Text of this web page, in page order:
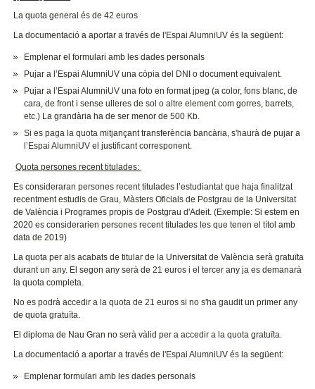
La quota general és de 42 euros
La documentació a aportar a través de l'Espai AlumniUV és la següent:
Emplenar el formulari amb les dades personals
Pujar a l’Espai AlumniUV una còpia del DNI o document equivalent.
Pujar a l’Espai AlumniUV una foto en format jpeg (a color, fons blanc, de
cara, de front i sense ulleres de sol o altre element com gorres, barrets,
etc.) La grandària ha de ser menor de 500 Kb.
Si es paga la quota mitjançant transferència bancària, s'haurà de pujar a
l’Espai AlumniUV el justificant corresponent.
Quota persones recent titulades:
Es consideraran persones recent titulades l’estudiantat que haja finalitzat
recentment estudis de Grau, Màsters Oficials de Postgrau de la Universitat
de València i Programes propis de Postgrau d'Adeit. (Exemple: Si estem en
2020 es considerarien persones recent titulades les que tenen el títol amb
data de 2019)
La quota per als acabats de titular de la Universitat de València serà gratuïta
durant un any. El segon any serà de 21 euros i el tercer any ja es demanarà
la quota completa.
No es podrà accedir a la quota de 21 euros si no s'ha gaudit un primer any
de quota gratuïta.
El diploma de Nau Gran no serà vàlid per a accedir a la quota gratuïta.
La documentació a aportar a través de l'Espai AlumniUV és la següent:
Emplenar formulari amb les dades personals